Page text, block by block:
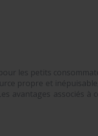
les petits
propre et
avantages associés à